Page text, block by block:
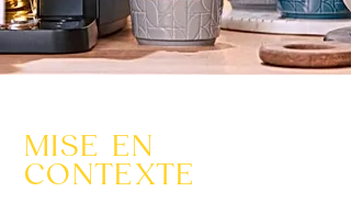
MISE EN
CONTEXTE